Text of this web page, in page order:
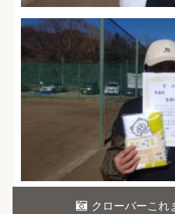
クローバーこれ